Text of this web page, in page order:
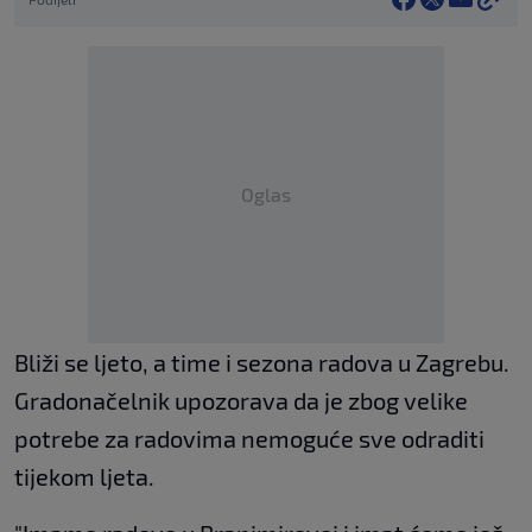
Oglas
Bliži se ljeto, a time i sezona radova u Zagrebu.
Gradonačelnik upozorava da je zbog velike
potrebe za radovima nemoguće sve odraditi
tijekom ljeta.